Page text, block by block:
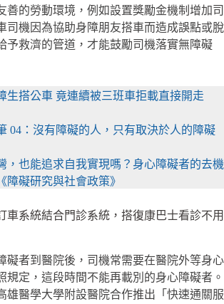
善的勞動環境，例如設置獎勵金機制增加司
司機因為協助身障朋友搭車而造成誤點或脫
予救濟的管道，才能鼓勵司機落實無障礙
生搭公車 竟連續被三班車拒載直接開走
04：沒有障礙的人，只有取決於人的障礙
，也能追求自我實現嗎？身心障礙者的去機
障礙研究與社會政策》
車系統結合門診系統，搭復康巴士看診不用
礙者到醫院後，司機常需要在醫院外等身心
規定，這段時間不能再載別的身心障礙者。
雄醫學大學附設醫院合作推出「快速通關服